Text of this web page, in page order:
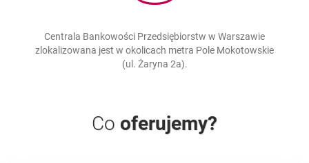
Centrala Bankowości Przedsiębiorstw w Warszawie
zlokalizowana jest w okolicach metra Pole Mokotowskie
(ul. Żaryna 2a).
Co oferujemy?